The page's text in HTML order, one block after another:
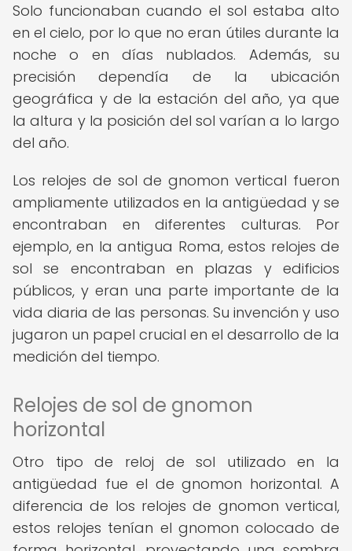
Solo funcionaban cuando el sol estaba alto
en el cielo, por lo que no eran útiles durante la
noche o en días nublados. Además, su
precisión dependía de la ubicación
geográfica y de la estación del año, ya que
la altura y la posición del sol varían a lo largo
del año.
Los relojes de sol de gnomon vertical fueron
ampliamente utilizados en la antigüedad y se
encontraban en diferentes culturas. Por
ejemplo, en la antigua Roma, estos relojes de
sol se encontraban en plazas y edificios
públicos, y eran una parte importante de la
vida diaria de las personas. Su invención y uso
jugaron un papel crucial en el desarrollo de la
medición del tiempo.
Relojes de sol de gnomon
horizontal
Otro tipo de reloj de sol utilizado en la
antigüedad fue el de gnomon horizontal. A
diferencia de los relojes de gnomon vertical,
estos relojes tenían el gnomon colocado de